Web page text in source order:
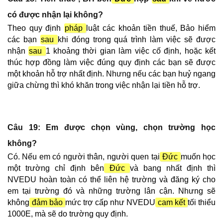
có được nhận lại không?
Theo quy định pháp
luật các khoản tiền thuế, Bảo hiểm
các bạn sau
khi đóng trong quá trình làm việc sẽ được
nhận sau 1 khoảng thời gian làm việc cố định, hoặc kết
thúc hợp đồng làm việc đúng quy định các bạn sẽ được
một khoản hỗ trợ nhất định. Nhưng nếu các bạn huỷ ngang
giữa chừng thì khó khăn trong việc nhận lại tiền hỗ trợ.
Câu 19: Em được chọn vùng, chọn trường học
không?
Có. Nếu em có người thân, người quen tại Đức muốn học
một trường chỉ định bên Đức và bang nhất định thì
NVEDU hoàn toàn có thể liên hệ trường và đăng ký cho
em tại trường đó và những trường lân cận. Nhưng sẽ
không đảm bảo mức trợ cấp như NVEDU cam kết tối thiểu
1000E, mà sẽ do trường quy định.